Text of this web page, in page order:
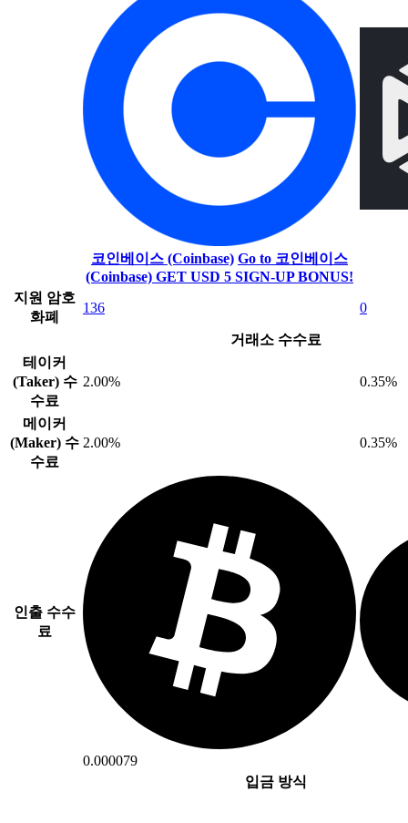
코인베이스 (Coinbase) Go to 코인베이스
(Coinbase) GET USD 5 SIGN-UP BONUS!
지원 암호
화폐
136 0
거래소 수수료
테이커
(Taker) 수
수료
2.00% 0.35%
메이커
(Maker) 수
수료
2.00% 0.35%
인출 수수
료
0.000079
입금 방식